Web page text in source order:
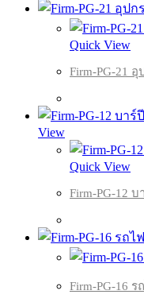
Quick View
Firm-PG-21
View
Quick View
Firm-PG-12
Firm-PG-16 ร